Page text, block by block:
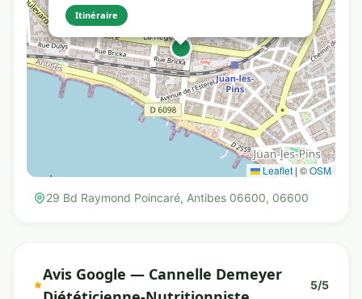
Itinéraire
Leaflet | ©OSM
29 Bd Raymond Poincaré, Antibes 06600, 06600
Avis Google — Cannelle Demeyer
5/5